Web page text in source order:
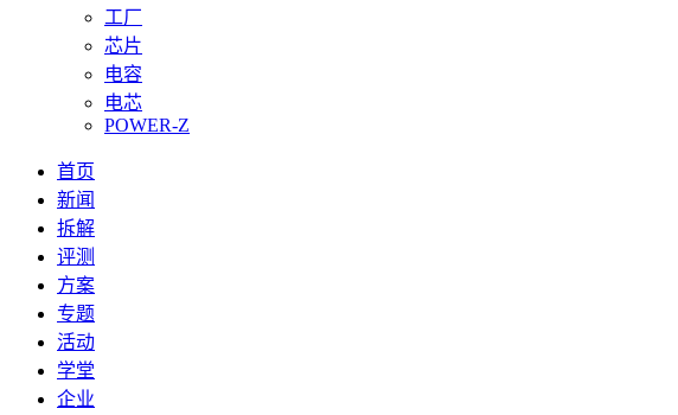
工厂
芯片
电容
电芯
POWER-Z
首页
新闻
拆解
评测
方案
专题
活动
学堂
企业